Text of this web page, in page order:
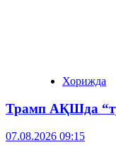
Хорижда
Трамп АҚШда
07.08.2026 09:15